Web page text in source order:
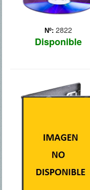
Nº: 2822
Disponible
En Texas, dos años
de estallar la Guerra
(Christoph Waltz), un
cazarecompensas
que le sigue la pista a
asesinos para cobrar